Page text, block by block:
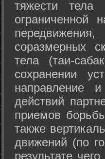
тяжести тела
ограниченной
соразмерных
тела (таи-
сохранении
направление
действий
приемов
также
движений (по
результате